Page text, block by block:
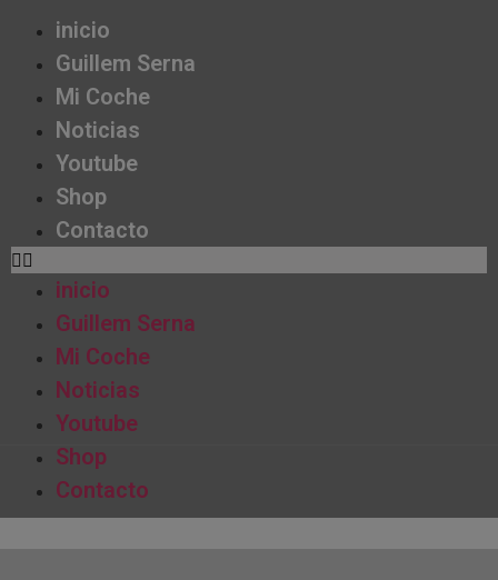
inicio
Guillem Serna
Mi Coche
Noticias
Youtube
Shop
Contacto
inicio
Guillem Serna
Mi Coche
Noticias
Youtube
Shop
Contacto